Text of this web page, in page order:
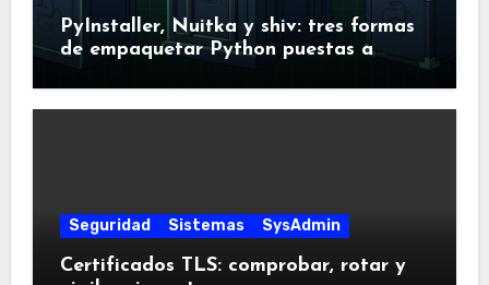
PyInstaller, Nuitka y shiv: tres formas
de empaquetar Python puestas a
prueba
Seguridad Sistemas SysAdmin
Certificados TLS: comprobar, rotar y